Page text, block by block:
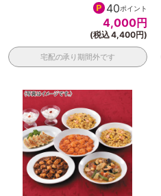
40ポイント
4,000円
(税込 4,400円)
宅配の承り期間外です